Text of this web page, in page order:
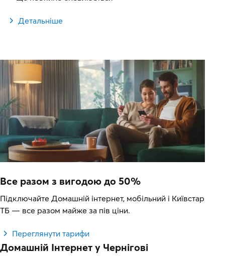
Детальніше
Все разом з вигодою до 50%
Підключайте Домашній інтернет, мобільний і Київстар
ТБ — все разом майже за пів ціни.
Переглянути тарифи
Домашній Інтернет у Чернігові